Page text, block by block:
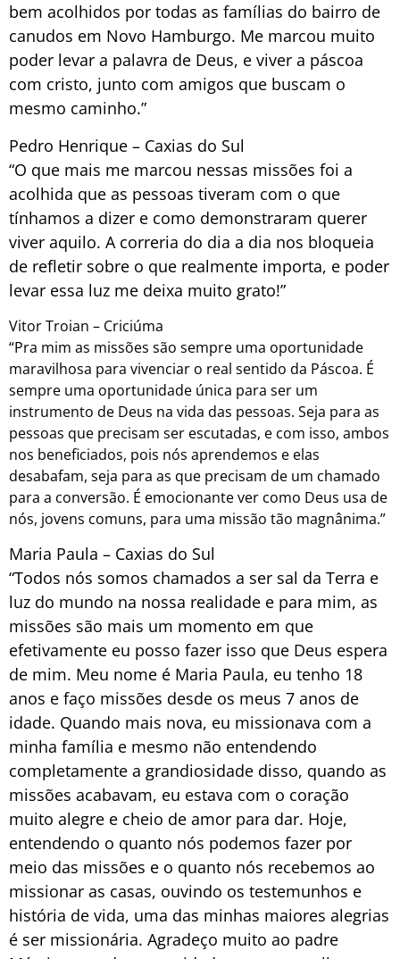
bem acolhidos por todas as famílias do bairro de
canudos em Novo Hamburgo. Me marcou muito
poder levar a palavra de Deus, e viver a páscoa
com cristo, junto com amigos que buscam o
mesmo caminho.”
Pedro Henrique – Caxias do Sul
“O que mais me marcou nessas missões foi a
acolhida que as pessoas tiveram com o que
tínhamos a dizer e como demonstraram querer
viver aquilo. A correria do dia a dia nos bloqueia
de refletir sobre o que realmente importa, e poder
levar essa luz me deixa muito grato!”
Vitor Troian – Criciúma
“Pra mim as missões são sempre uma oportunidade
maravilhosa para vivenciar o real sentido da Páscoa. É
sempre uma oportunidade única para ser um
instrumento de Deus na vida das pessoas. Seja para as
pessoas que precisam ser escutadas, e com isso, ambos
nos beneficiados, pois nós aprendemos e elas
desabafam, seja para as que precisam de um chamado
para a conversão. É emocionante ver como Deus usa de
nós, jovens comuns, para uma missão tão magnânima.”
Maria Paula – Caxias do Sul
“Todos nós somos chamados a ser sal da Terra e
luz do mundo na nossa realidade e para mim, as
missões são mais um momento em que
efetivamente eu posso fazer isso que Deus espera
de mim. Meu nome é Maria Paula, eu tenho 18
anos e faço missões desde os meus 7 anos de
idade. Quando mais nova, eu missionava com a
minha família e mesmo não entendendo
completamente a grandiosidade disso, quando as
missões acabavam, eu estava com o coração
muito alegre e cheio de amor para dar. Hoje,
entendendo o quanto nós podemos fazer por
meio das missões e o quanto nós recebemos ao
missionar as casas, ouvindo os testemunhos e
história de vida, uma das minhas maiores alegrias
é ser missionária. Agradeço muito ao padre